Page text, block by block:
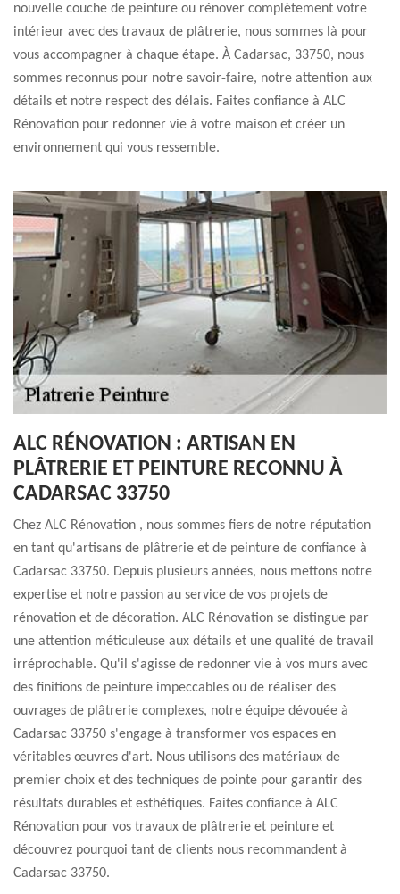
nouvelle couche de peinture ou rénover complètement votre
intérieur avec des travaux de plâtrerie, nous sommes là pour
vous accompagner à chaque étape. À Cadarsac, 33750, nous
sommes reconnus pour notre savoir-faire, notre attention aux
détails et notre respect des délais. Faites confiance à ALC
Rénovation pour redonner vie à votre maison et créer un
environnement qui vous ressemble.
ALC RÉNOVATION : ARTISAN EN
PLÂTRERIE ET PEINTURE RECONNU À
CADARSAC 33750
Chez ALC Rénovation , nous sommes fiers de notre réputation
en tant qu'artisans de plâtrerie et de peinture de confiance à
Cadarsac 33750. Depuis plusieurs années, nous mettons notre
expertise et notre passion au service de vos projets de
rénovation et de décoration. ALC Rénovation se distingue par
une attention méticuleuse aux détails et une qualité de travail
irréprochable. Qu'il s'agisse de redonner vie à vos murs avec
des finitions de peinture impeccables ou de réaliser des
ouvrages de plâtrerie complexes, notre équipe dévouée à
Cadarsac 33750 s'engage à transformer vos espaces en
véritables œuvres d'art. Nous utilisons des matériaux de
premier choix et des techniques de pointe pour garantir des
résultats durables et esthétiques. Faites confiance à ALC
Rénovation pour vos travaux de plâtrerie et peinture et
découvrez pourquoi tant de clients nous recommandent à
Cadarsac 33750.